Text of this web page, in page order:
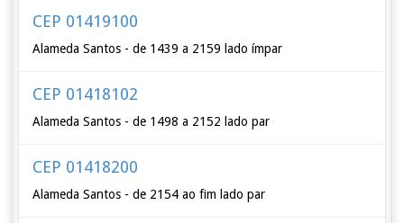
CEP 01419100
Alameda Santos - de 1439 a 2159 lado ímpar
CEP 01418102
Alameda Santos - de 1498 a 2152 lado par
CEP 01418200
Alameda Santos - de 2154 ao fim lado par